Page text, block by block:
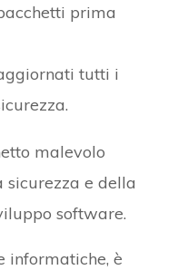
prima
tutti i
malevolo
sicurezza e della
software.
informatiche, è